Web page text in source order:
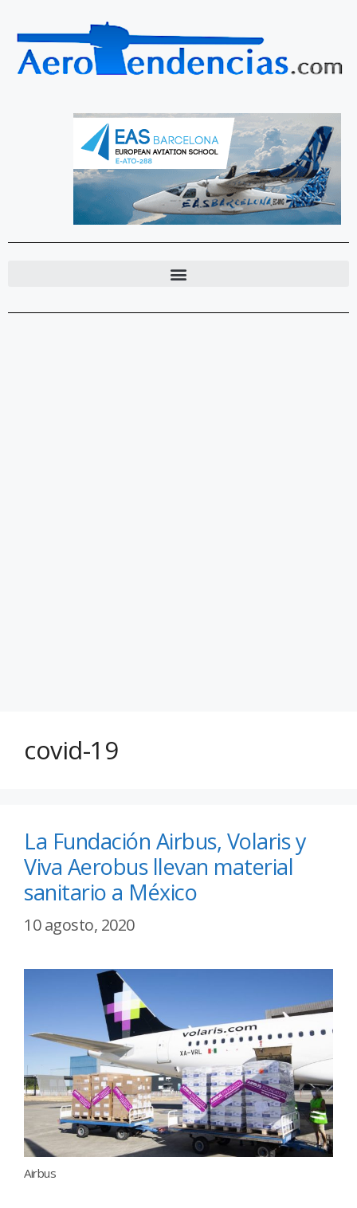
covid-19
La Fundación Airbus, Volaris y
Viva Aerobus llevan material
sanitario a México
10 agosto, 2020
Airbus